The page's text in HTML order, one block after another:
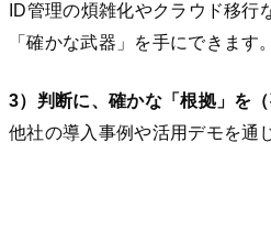
ID管理の煩雑化やクラウド移
「確かな武器」を手にできます。
3）判断に、確かな「根拠」を（
他社の導入事例や活用デモを通